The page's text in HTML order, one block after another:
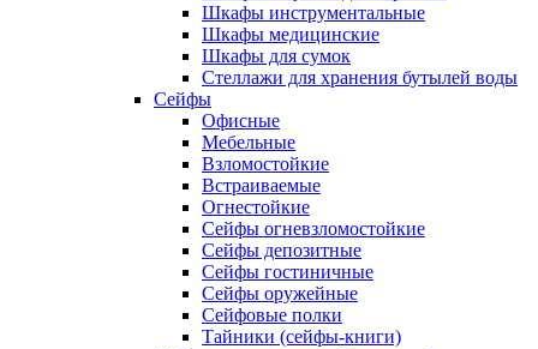
Шкафы инструментальные
Шкафы медицинские
Шкафы для сумок
Стеллажи для хранения бутылей воды
Сейфы
Офисные
Мебельные
Взломостойкие
Встраиваемые
Огнестойкие
Сейфы огневзломостойкие
Сейфы депозитные
Сейфы гостиничные
Сейфы оружейные
Сейфовые полки
Тайники (сейфы-книги)